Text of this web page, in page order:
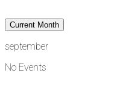
Current Month
september
No Events